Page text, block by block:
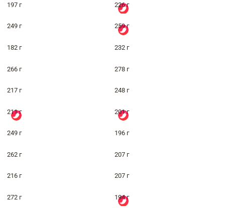
197 г 226 г
249 г 259 г
182 г 232 г
266 г 278 г
217 г 248 г
211 г 201 г
249 г 196 г
262 г 207 г
216 г 207 г
272 г 194 г